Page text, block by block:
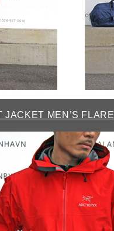
JACKET MEN’S FLARE